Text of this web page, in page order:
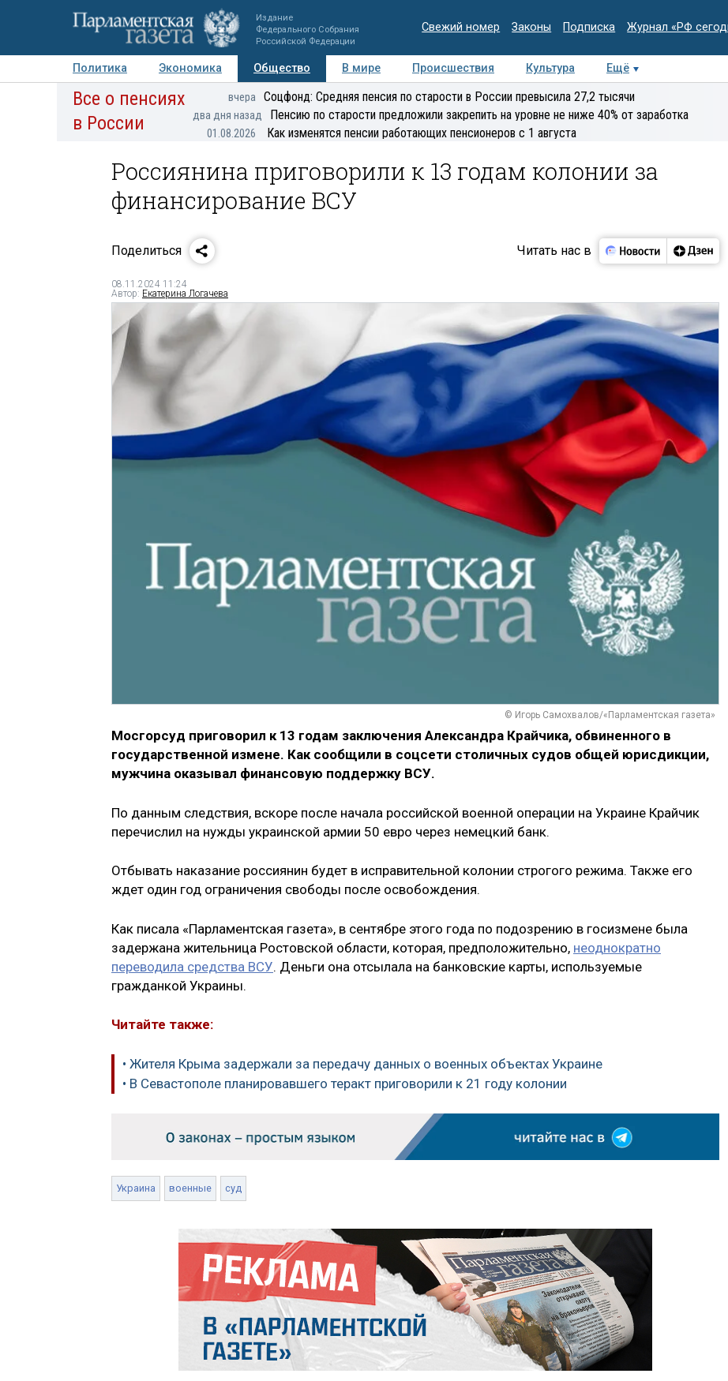
Издание
Федерального Собрания
Российской Федерации
Свежий номер Законы Подписка Журнал «РФ
Политика Экономика Общество В мире Происшествия Культура Ещё
Авторы Персоны Мнения Регионы Медиацентр Интервью Колумнисты
экспертиза
Все о пенсиях
в России
вчера Соцфонд: Средняя пенсия по старости в России превысила 27,2 тысячи
два дня назад Пенсию по старости предложили закрепить на уровне не ниже 40% от заработка
01.08.2026 Как изменятся пенсии работающих пенсионеров с 1 августа
Россиянина приговорили к 13 годам колонии за
финансирование ВСУ
Поделиться Читать нас в
08.11.2024 11:24
Автор: Екатерина Логачева
© Игорь Самохвалов/«Парламентская газета»
Мосгорсуд приговорил к 13 годам заключения Александра Крайчика, обвиненного в
государственной измене. Как сообщили в соцсети столичных судов общей юрисдикции,
мужчина оказывал финансовую поддержку ВСУ.
По данным следствия, вскоре после начала российской военной операции на Украине Крайчик
перечислил на нужды украинской армии 50 евро через немецкий банк.
Отбывать наказание россиянин будет в исправительной колонии строгого режима. Также его
ждет один год ограничения свободы после освобождения.
Как писала «Парламентская газета», в сентябре этого года по подозрению в госизмене была
задержана жительница Ростовской области, которая, предположительно, неоднократно
переводила средства ВСУ. Деньги она отсылала на банковские карты, используемые
гражданкой Украины.
Читайте также:
• Жителя Крыма задержали за передачу данных о военных объектах Украине
• В Севастополе планировавшего теракт приговорили к 21 году колонии
Украина военные суд